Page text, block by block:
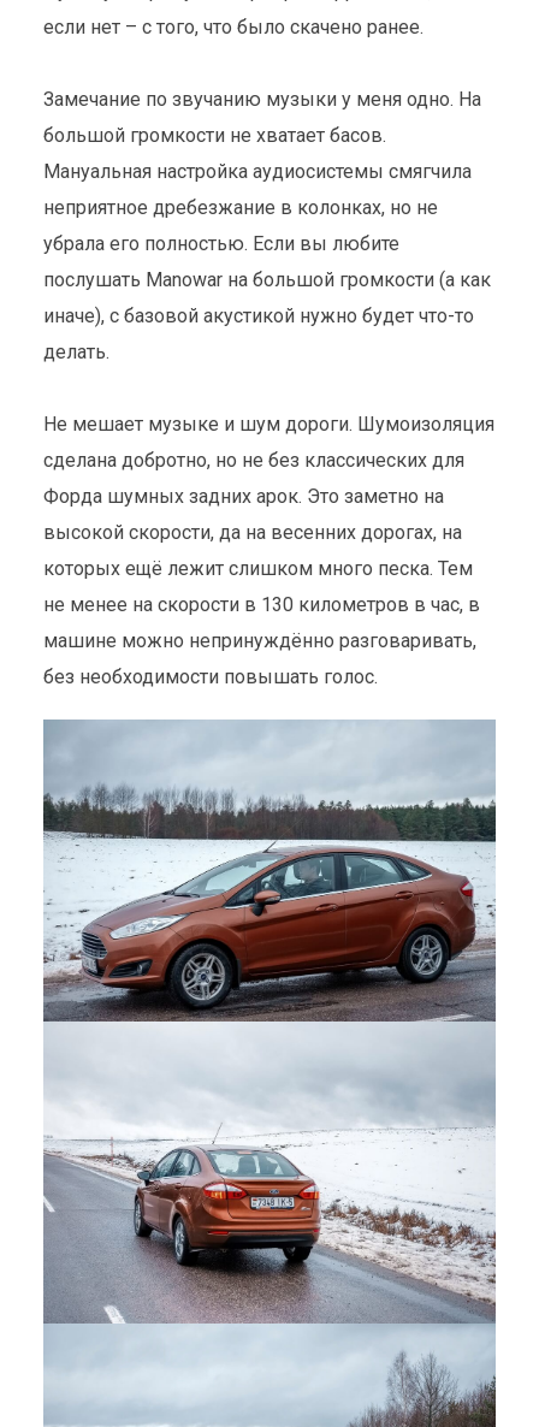
если нет – с того, что было скачено ранее.
Замечание по звучанию музыки у меня одно. На
большой громкости не хватает басов.
Мануальная настройка аудиосистемы смягчила
неприятное дребезжание в колонках, но не
убрала его полностью. Если вы любите
послушать Manowar на большой громкости (а как
иначе), с базовой акустикой нужно будет что-то
делать.
Не мешает музыке и шум дороги. Шумоизоляция
сделана добротно, но не без классических для
Форда шумных задних арок. Это заметно на
высокой скорости, да на весенних дорогах, на
которых ещё лежит слишком много песка. Тем
не менее на скорости в 130 километров в час, в
машине можно непринуждённо разговаривать,
без необходимости повышать голос.